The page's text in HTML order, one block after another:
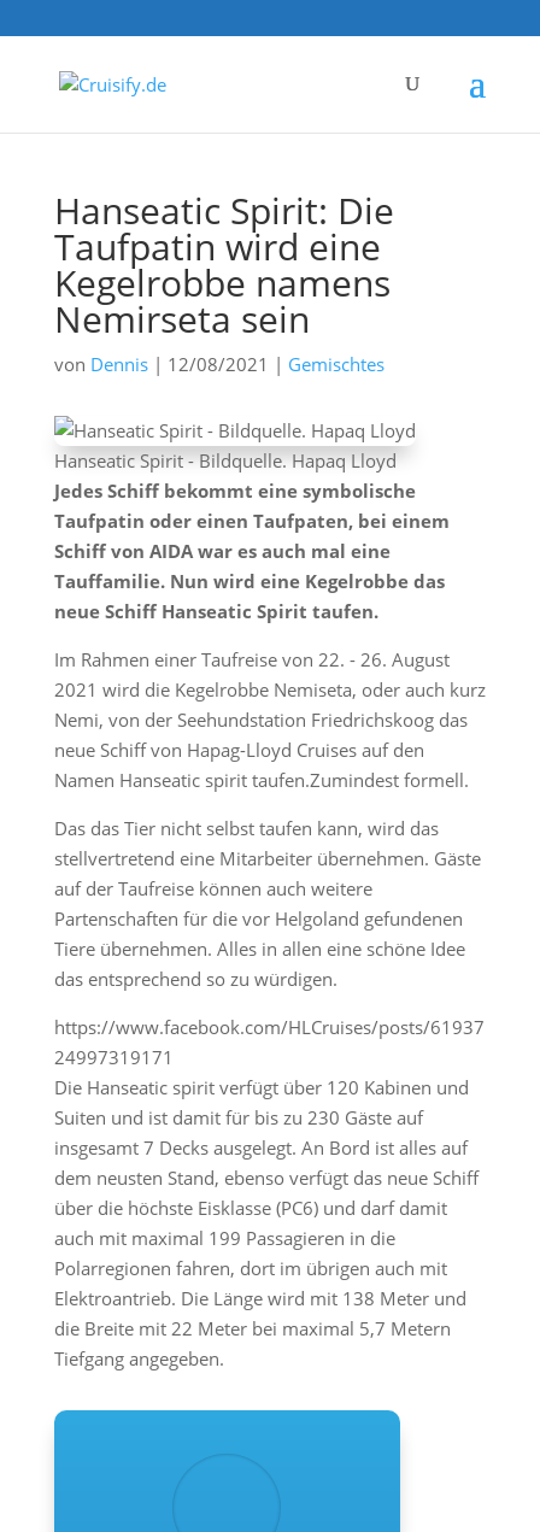
Hanseatic Spirit: Die
Taufpatin wird eine
Kegelrobbe namens
Nemirseta sein
von Dennis| 12/08/2021 | Gemischtes
Hanseatic Spirit - Bildquelle. Hapaq Lloyd
Jedes Schiff bekommt eine symbolische
Taufpatin oder einen Taufpaten, bei einem
Schiff von AIDA war es auch mal eine
Tauffamilie. Nun wird eine Kegelrobbe das
neue Schiff Hanseatic Spirit taufen.
Im Rahmen einer Taufreise von 22. - 26. August
2021 wird die Kegelrobbe Nemiseta, oder auch kurz
Nemi, von der Seehundstation Friedrichskoog das
neue Schiff von Hapag-Lloyd Cruises auf den
Namen Hanseatic spirit taufen.Zumindest formell.
Das das Tier nicht selbst taufen kann, wird das
stellvertretend eine Mitarbeiter übernehmen. Gäste
auf der Taufreise können auch weitere
Partenschaften für die vor Helgoland gefundenen
Tiere übernehmen. Alles in allen eine schöne Idee
das entsprechend so zu würdigen.
https://www.facebook.com/HLCruises/posts/61937
24997319171
Die Hanseatic spirit verfügt über 120 Kabinen und
Suiten und ist damit für bis zu 230 Gäste auf
insgesamt 7 Decks ausgelegt. An Bord ist alles auf
dem neusten Stand, ebenso verfügt das neue Schiff
über die höchste Eisklasse (PC6) und darf damit
auch mit maximal 199 Passagieren in die
Polarregionen fahren, dort im übrigen auch mit
Elektroantrieb. Die Länge wird mit 138 Meter und
die Breite mit 22 Meter bei maximal 5,7 Metern
Tiefgang angegeben.